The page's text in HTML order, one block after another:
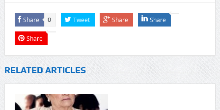
Share 0 Tweet Share Share
Share
RELATED ARTICLES